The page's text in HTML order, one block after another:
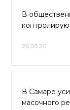
В
26.05.20
В Самаре
масочного